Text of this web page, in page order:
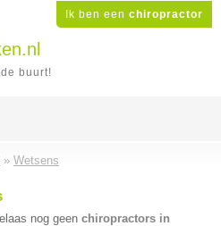
Ik ben een chiropractor
buurt!
» Wetsens
nog geen chiropractors in